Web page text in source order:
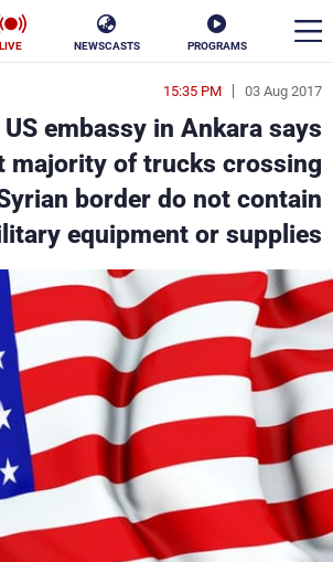
PROGRAMS
NEWSCASTS
LIVE
03 Aug 2017
15:35 PM
US embassy in Ankara says
majority of trucks crossing
border do not contain
equipment or supplies
en
الأخبار
سياسة ناس
إقتصاد فن
منوعات
كأس العالم
البرامج
جدول البرامج
شاهد البرامج
الترددات